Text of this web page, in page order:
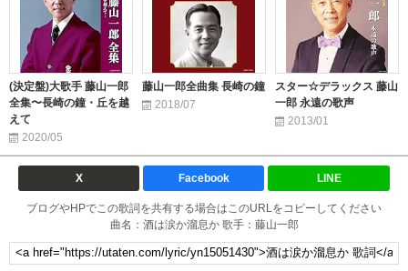
(決定盤)大歌手 藤山一郎
全集〜長崎の鐘・丘を越
えて
2020/05
藤山一郎全曲集 長崎の鐘
2018/07
スター☆デラックス 藤山
一郎 永遠の歌声
2013/01
X Facebook LINE
ブログやHPでこの歌詞を共有する場合はこのURLをコピーしてください
曲名：酒は涙か溜息か 歌手：藤山一郎